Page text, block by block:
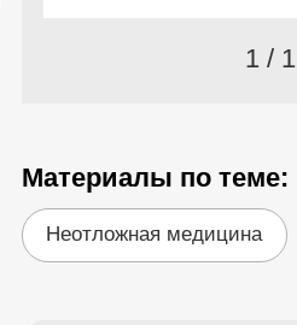
1 / 1
Материалы по теме:
Неотложная медицина